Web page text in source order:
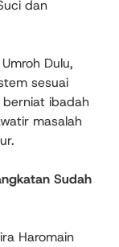
dan
Dulu,
sesuai
berniat ibadah
masalah
Sudah
Haromain